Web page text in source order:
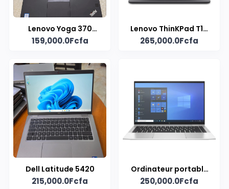
Lenovo Yoga 370
Tactile convertible
159,000.0Fcfa
Lenovo ThinKPad T14
Gen 2
265,000.0Fcfa
Dell Latitude 5420
215,000.0Fcfa
Ordinateur portable
HP EliteBook x360 14"
250,000.0Fcfa